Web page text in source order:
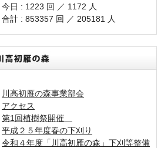
今日 : 1223 回 ／ 1172 人
合計 : 853357 回 ／ 205181 人
川高初雁の森事業部会
アクセス
第1回植樹祭開催
平成２５年度春の下刈り
令和４年度「川高初雁の森」下刈等整備